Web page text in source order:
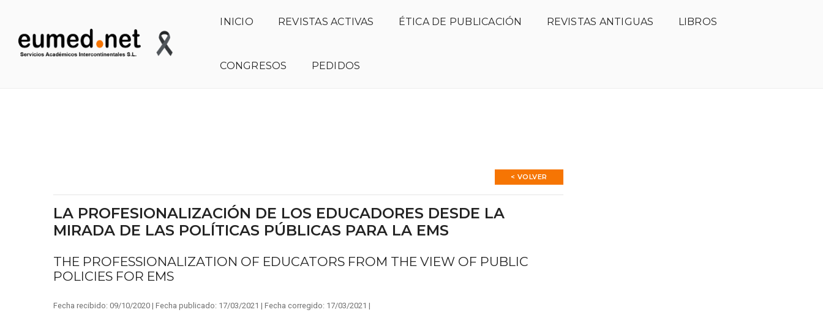
INICIO REVISTAS ACTIVAS ÉTICA DE PUBLICACIÓN REVISTAS ANTIGUAS LIBROS
CONGRESOS PEDIDOS
OBSERVATORIO DE LAS CIENCIAS SOCIALES EN IBEROAMÉRICA Número actual
< VOLVER
LA PROFESIONALIZACIÓN DE LOS EDUCADORES DESDE LA
MIRADA DE LAS POLÍTICAS PÚBLICAS PARA LA EMS
THE PROFESSIONALIZATION OF EDUCATORS FROM THE VIEW OF PUBLIC
POLICIES FOR EMS
Fecha recibido: 09/10/2020 | Fecha publicado: 17/03/2021 | Fecha corregido: 17/03/2021 |